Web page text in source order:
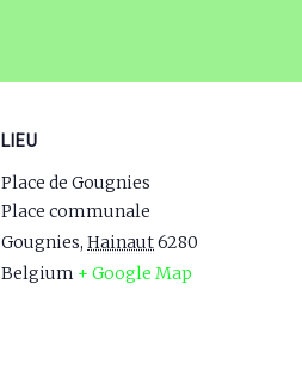
LIEU
Place de Gougnies
Place communale
Gougnies, Hainaut6280
Belgium + Google Map